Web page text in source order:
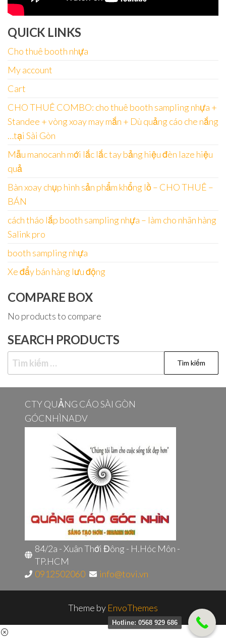
QUICK LINKS
Cho thuê booth nhựa
My account
Cart
CHO THUÊ COMBO: cho thuê booth sampling nhựa +
Standee + vòng xoay may mắn + Dù quảng cáo che nắng
…tại Sài Gòn
Mẫu manocanh mới lắc lắc tay bảng hiệu đèn laze hiệu
quả
Bàn xoay chụp hình sản phẩm khổng lồ – CHO THUÊ –
BÁN
cách tháo lắp booth sampling nhựa – làm cho nhãn hàng
Salink pro
booth sampling nhựa
Xe đẩy bán hàng lưu động
COMPARE BOX
No products to compare
SEARCH PRODUCTS
Tìm
kiếm
cho:
CTY QUẢNG CÁO SÀI GÒN
GÓCNHÌNADV
84/2a - Xuân Thới Đông - H.Hóc Môn -
TP.HCM
0912502060
info@tovi.vn
Theme by EnvoThemes
Hotline: 0568 929 686